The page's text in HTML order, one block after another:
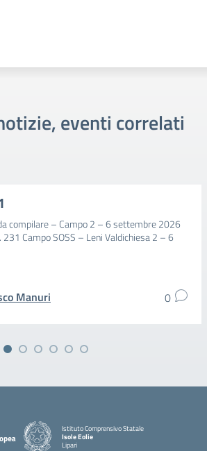
eventi correlati
compilare – Campo 2 – 6 settembre 2026
Campo SOSS – Leni Valdichiesa 2 – 6
Manuri 0
Istituto Comprensivo Statale
Isole Eolie
Lipari